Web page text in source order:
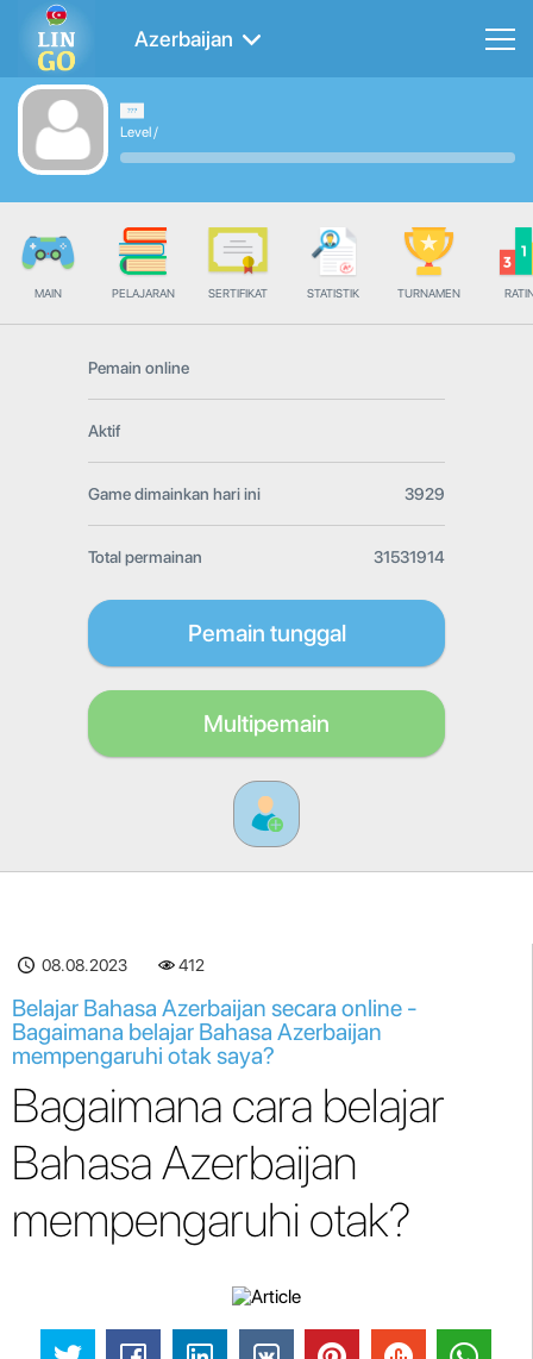
Azerbaijan
Level/
MAIN PELAJARAN SERTIFIKAT STATISTIK TURNAMEN
Pemain online
Aktif
Game dimainkan hari ini 3929
Total permainan 31531914
Pemain tunggal
Multipemain
08.08.2023 412
Belajar Bahasa Azerbaijan secara online -
Bagaimana belajar Bahasa Azerbaijan
mempengaruhi otak saya?
Bagaimana cara belajar
Bahasa Azerbaijan
mempengaruhi otak?